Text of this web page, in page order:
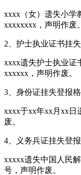
xxxx（女）遗失小学
xxxxxxxx，声明作废。
2、护士执业证书挂
xxxx遗失护士执业证
xxxxxx，声明作废。
3、身份证挂失登报格
xxxx于xx年xx月xx日
废。
4、义务兵证挂失登报
xxxxx遗失中国人民
号，声明作废。